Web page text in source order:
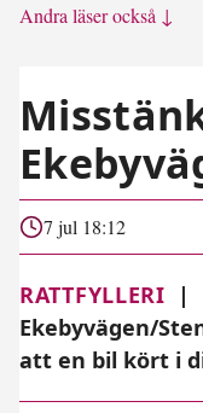
Andra läser också ↓
7 jul 18:12
RATTFYLLERI |
Ekebyvägen/
att en bil kört i